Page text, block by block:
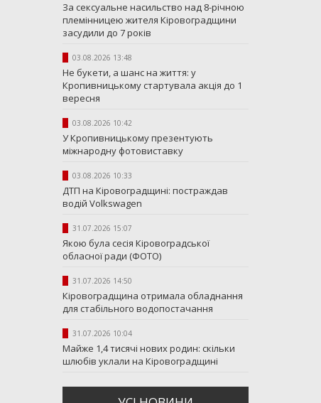
За сексуальне насильство над 8-річною
племінницею жителя Кіровоградщини
засудили до 7 років
03.08.2026 13:48
Не букети, а шанс на життя: у
Кропивницькому стартувала акція до 1
вересня
03.08.2026 10:42
У Кропивницькому презентують
міжнародну фотовиставку
03.08.2026 10:33
ДТП на Кіровоградщині: постраждав
водій Volkswagen
31.07.2026 15:07
Якою була сесія Кіровоградської
обласної ради (ФОТО)
31.07.2026 14:50
Кіровоградщина отримала обладнання
для стабільного водопостачання
31.07.2026 10:04
Майже 1,4 тисячі нових родин: скільки
шлюбів уклали на Кіровоградщині